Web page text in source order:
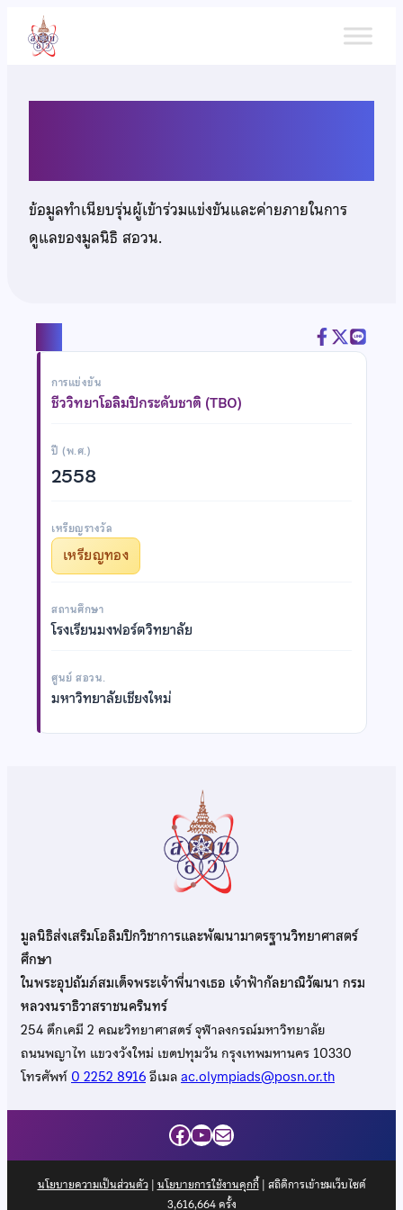
เนื้อหา
ข้อมูลทำเนียบรุ่นผู้เข้าร่วมแข่งขันและค่ายภายในการ
ดูแลของมูลนิธิ สอวน.
การแข่งขัน
ชีววิทยาโอลิมปิกระดับชาติ (TBO)
ปี (พ.ศ.)
2558
เหรียญรางวัล
เหรียญทอง
สถานศึกษา
โรงเรียนมงฟอร์ตวิทยาลัย
ศูนย์ สอวน.
มหาวิทยาลัยเชียงใหม่
มูลนิธิส่งเสริมโอลิมปิกวิชาการและพัฒนามาตรฐานวิทยาศาสตร์
ศึกษา
ในพระอุปถัมภ์สมเด็จพระเจ้าพี่นางเธอ เจ้าฟ้ากัลยาณิวัฒนา กรม
หลวงนราธิวาสราชนครินทร์
254 ตึกเคมี 2 คณะวิทยาศาสตร์ จุฬาลงกรณ์มหาวิทยาลัย
ถนนพญาไท แขวงวังใหม่ เขตปทุมวัน กรุงเทพมหานคร 10330
โทรศัพท์0 2252 8916อีเมลac.olympiads@posn.or.th
Facebook
YouTube
Mail
นโยบายความเป็นส่วนตัว| นโยบายการใช้งานคุกกี้| สถิติการเข้าชมเว็บไซต์
3,616,664ครั้ง